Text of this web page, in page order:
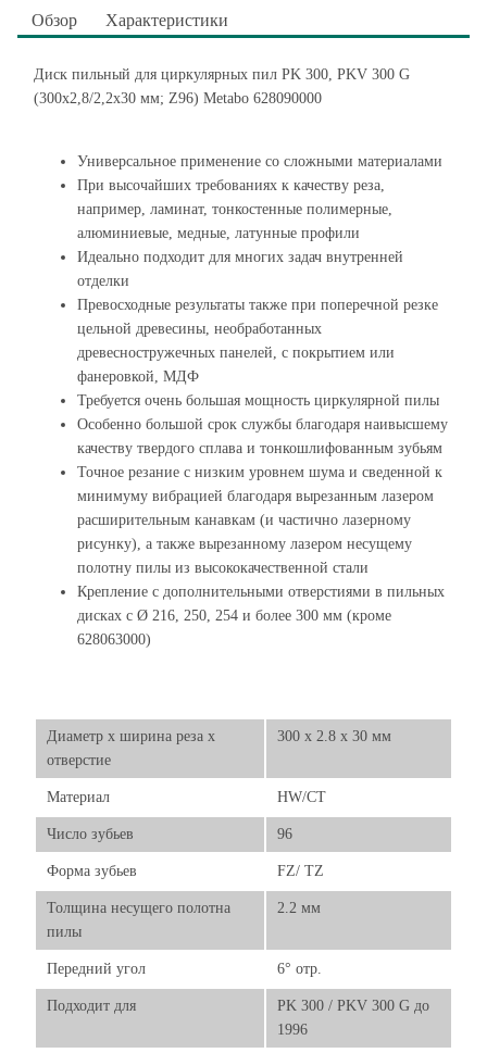
Обзор Характеристики
Диск пильный для циркулярных пил PK 300, PKV 300 G
(300х2,8/2,2х30 мм; Z96) Metabo 628090000
Универсальное применение со сложными материалами
При высочайших требованиях к качеству реза,
например, ламинат, тонкостенные полимерные,
алюминиевые, медные, латунные профили
Идеально подходит для многих задач внутренней
отделки
Превосходные результаты также при поперечной резке
цельной древесины, необработанных
древесностружечных панелей, с покрытием или
фанеровкой, МДФ
Требуется очень большая мощность циркулярной пилы
Особенно большой срок службы благодаря наивысшему
качеству твердого сплава и тонкошлифованным зубьям
Точное резание с низким уровнем шума и сведенной к
минимуму вибрацией благодаря вырезанным лазером
расширительным канавкам (и частично лазерному
рисунку), а также вырезанному лазером несущему
полотну пилы из высококачественной стали
Крепление с дополнительными отверстиями в пильных
дисках с Ø 216, 250, 254 и более 300 мм (кроме
628063000)
Диаметр х ширина реза х
отверстие
300 x 2.8 x 30 мм
Материал HW/CT
Число зубьев 96
Форма зубьев FZ/ TZ
Толщина несущего полотна
пилы
2.2 мм
Передний угол 6° отр.
Подходит для
PK 300 / PKV 300 G до
1996